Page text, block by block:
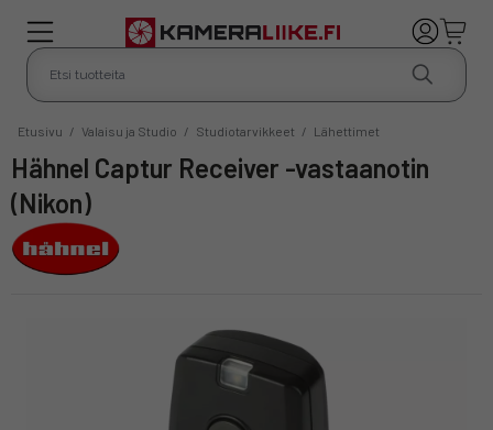
Etusivu / Valaisu ja Studio / Studiotarvikkeet / Lähettimet
Hähnel Captur Receiver -vastaanotin
(Nikon)